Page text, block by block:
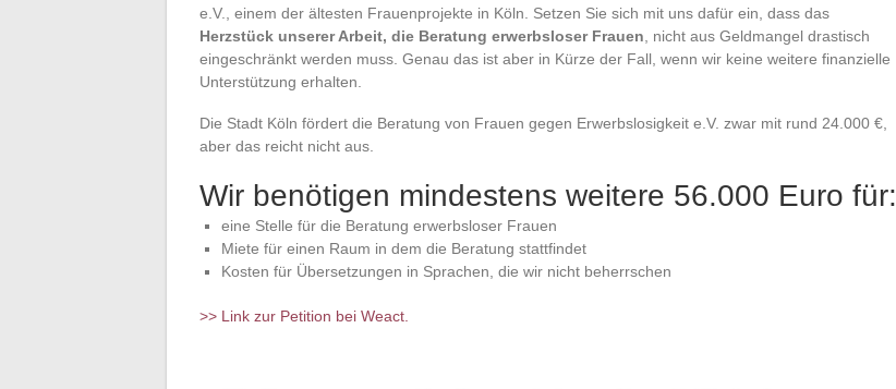
e.V., einem der ältesten Frauenprojekte in Köln. Setzen Sie sich mit uns dafür ein, dass das
Herzstück unserer Arbeit, die Beratung erwerbsloser Frauen , nicht aus Geldmangel drastisch
eingeschränkt werden muss. Genau das ist aber in Kürze der Fall, wenn wir keine weitere finanzielle
Unterstützung erhalten.
Die Stadt Köln fördert die Beratung von Frauen gegen Erwerbslosigkeit e.V. zwar mit rund 24.000 €,
aber das reicht nicht aus.
Wir benötigen mindestens weitere 56.000 Euro für:
eine Stelle für die Beratung erwerbsloser Frauen
Miete für einen Raum in dem die Beratung stattfindet
Kosten für Übersetzungen in Sprachen, die wir nicht beherrschen
>> Link zur Petition bei Weact.